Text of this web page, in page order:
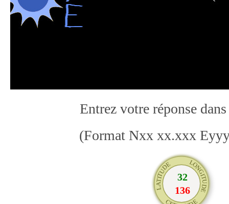
Entrez votre réponse
(Format Nxx xx.xxx